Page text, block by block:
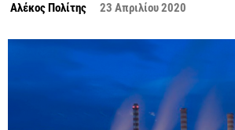
Αλέκος Πολίτης 23 Απριλίου 2020